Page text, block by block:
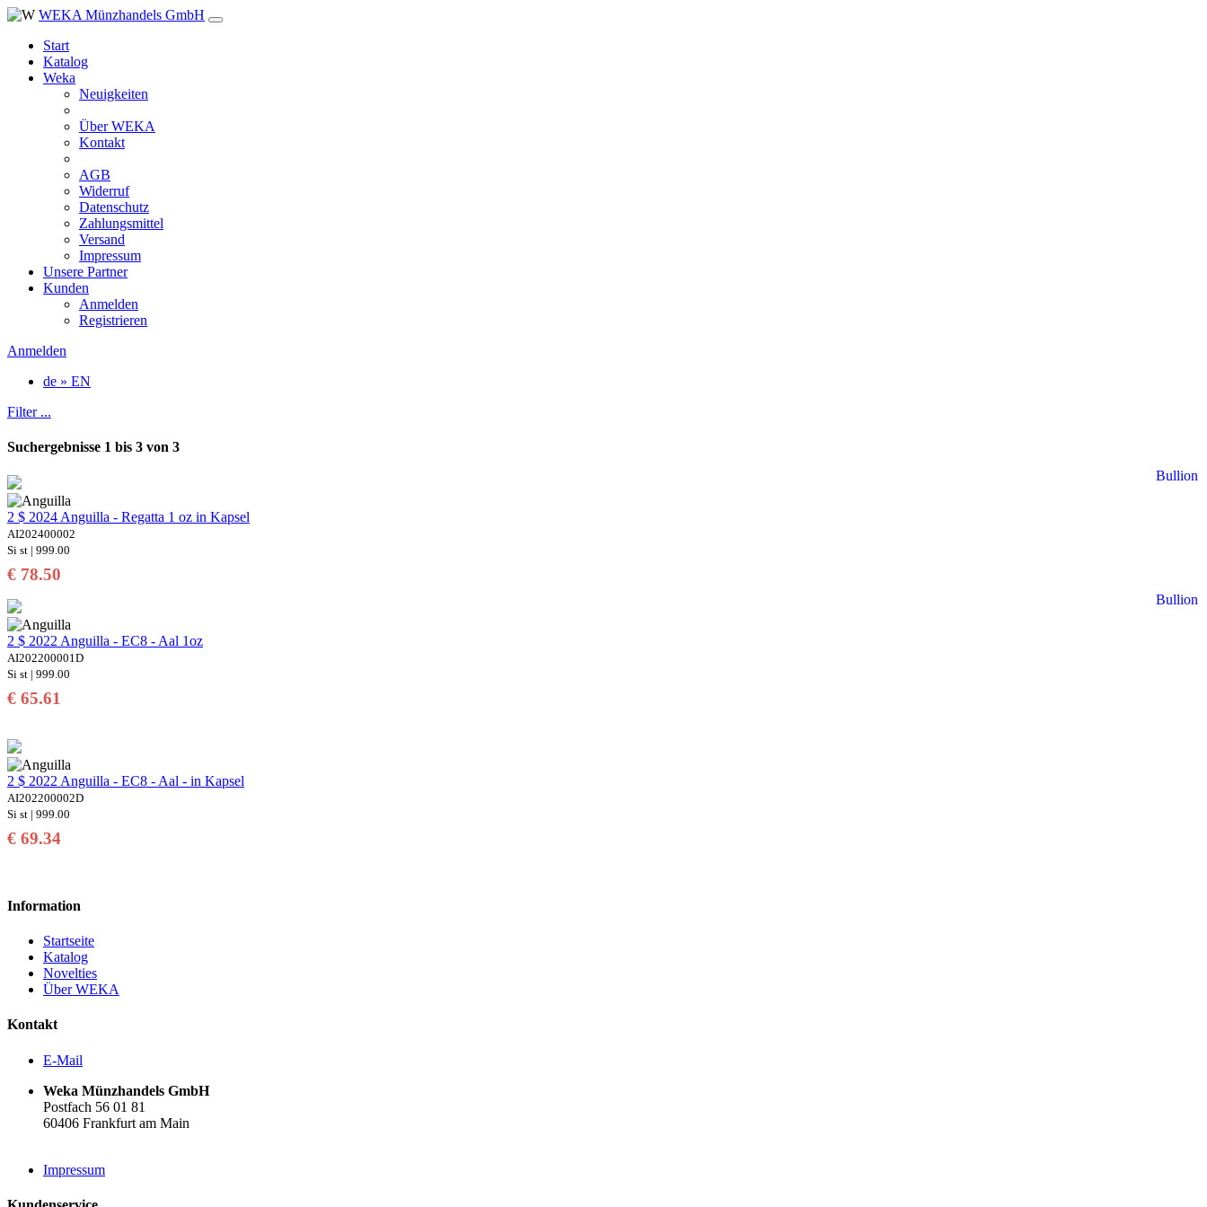
WEKA Münzhandels GmbH
Start
Katalog
Weka
Neuigkeiten
Über WEKA
Kontakt
AGB
Widerruf
Datenschutz
Zahlungsmittel
Versand
Impressum
Unsere Partner
Kunden
Anmelden
Registrieren
Anmelden
de » EN
Filter ...
Suchergebnisse 1 bis 3 von 3
Bullion
2 $ 2024 Anguilla - Regatta 1 oz in Kapsel
AI202400002
Si st | 999.00
€ 78.50
Bullion
2 $ 2022 Anguilla - EC8 - Aal 1oz
AI202200001D
Si st | 999.00
€ 65.61
2 $ 2022 Anguilla - EC8 - Aal - in Kapsel
AI202200002D
Si st | 999.00
€ 69.34
Information
Startseite
Katalog
Novelties
Über WEKA
Kontakt
E-Mail
Weka Münzhandels GmbH
Postfach 56 01 81
60406 Frankfurt am Main
Impressum